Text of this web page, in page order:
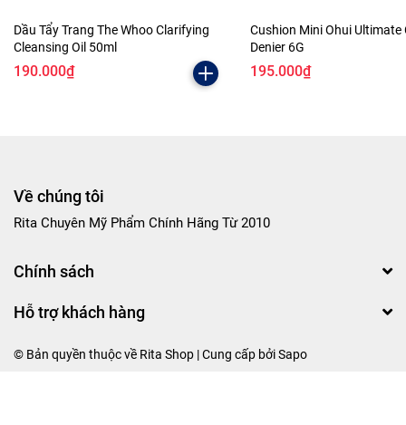
Dầu Tẩy Trang The Whoo Clarifying
Cleansing Oil 50ml
190.000₫
Cushion Mini Ohui Ultimate
Denier 6G
195.000₫
Về chúng tôi
Rita Chuyên Mỹ Phẩm Chính Hãng Từ 2010
Chính sách
Hỗ trợ khách hàng
© Bản quyền thuộc về Rita Shop | Cung cấp bởiSapo